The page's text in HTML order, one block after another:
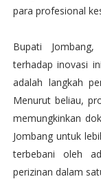
para profesional
Bupati
terhadap inovasi
adalah langkah
Menurut beliau,
memungkinkan
Jombang untuk
terbebani oleh
perizinan dalam